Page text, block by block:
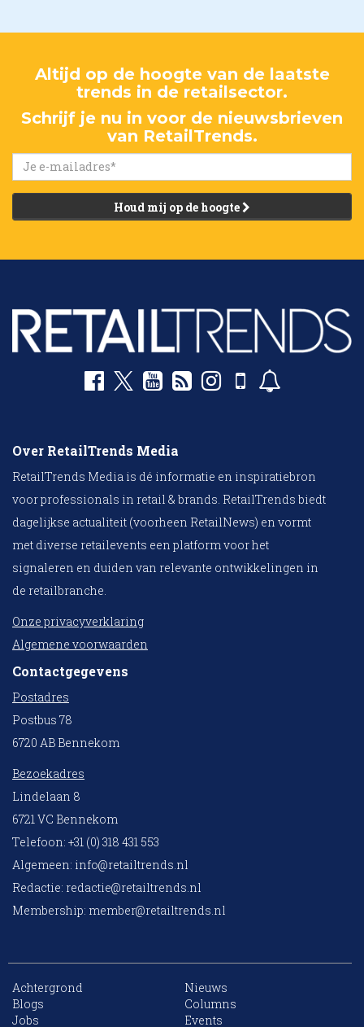
Altijd op de hoogte van de laatste
trends in de retailsector.
Schrijf je nu in voor de nieuwsbrieven
van RetailTrends.
Houd mij op de hoogte
Over RetailTrends Media
RetailTrends Media is dé informatie en inspiratiebron
voor professionals in retail & brands. RetailTrends biedt
dagelijkse actualiteit (voorheen RetailNews) en vormt
met diverse retailevents een platform voor het
signaleren en duiden van relevante ontwikkelingen in
de retailbranche.
Onze privacyverklaring
Algemene voorwaarden
Contactgegevens
Postadres
Postbus 78
6720 AB Bennekom
Bezoekadres
Lindelaan 8
6721 VC Bennekom
Telefoon: +31 (0) 318 431 553
Algemeen: info@retailtrends.nl
Redactie: redactie@retailtrends.nl
Membership: member@retailtrends.nl
Achtergrond
Nieuws
Blogs
Columns
Jobs
Events
10 collega’s